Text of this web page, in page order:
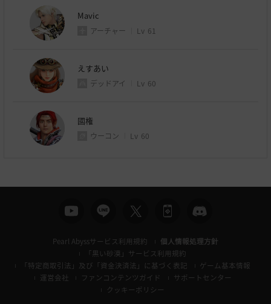
Mavic
アーチャー Lv 61
えすあい
デッドアイ Lv 60
國権
ウーコン Lv 60
Pearl Abyssサービス利用規約
個人情報処理方針
「黒い砂漠」サービス利用規約
「特定商取引法」及び「資金決済法」に基づく表記
ゲーム基本情報
運営会社
ファンコンテンツガイド
サポートセンター
クッキーポリシー